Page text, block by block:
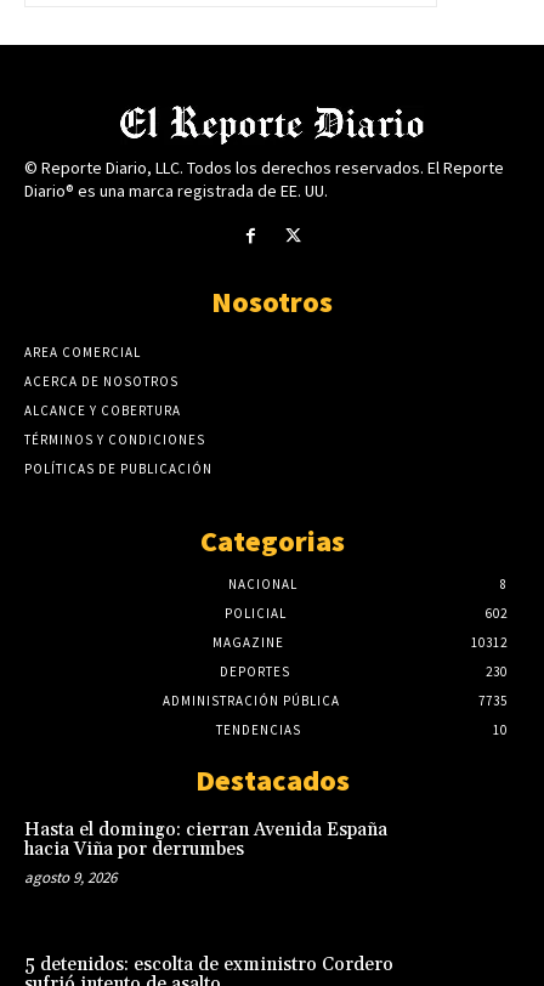
© Reporte Diario, LLC. Todos los derechos reservados. El Reporte
Diario® es una marca registrada de EE. UU.
Nosotros
AREA COMERCIAL
ACERCA DE NOSOTROS
ALCANCE Y COBERTURA
TÉRMINOS Y CONDICIONES
POLÍTICAS DE PUBLICACIÓN
Categorias
NACIONAL
8
POLICIAL
602
MAGAZINE
10312
DEPORTES
230
ADMINISTRACIÓN PÚBLICA
7735
TENDENCIAS
10
Destacados
Hasta el domingo: cierran Avenida España
hacia Viña por derrumbes
agosto 9, 2026
5 detenidos: escolta de exministro Cordero